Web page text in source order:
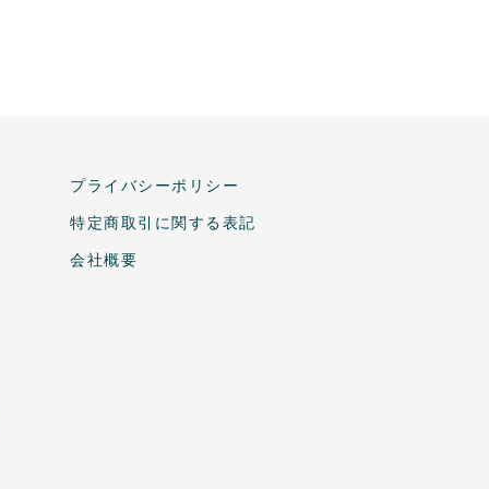
プライバシーポリシー
特定商取引に関する表記
会社概要